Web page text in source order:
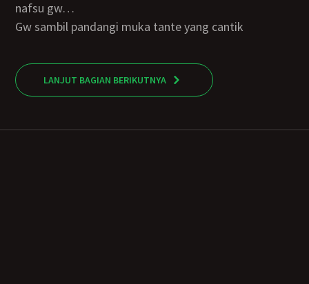
nafsu gw…
Gw sambil pandangi muka tante yang cantik
LANJUT BAGIAN BERIKUTNYA